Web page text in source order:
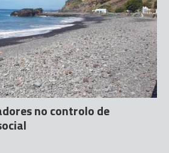
no controlo de